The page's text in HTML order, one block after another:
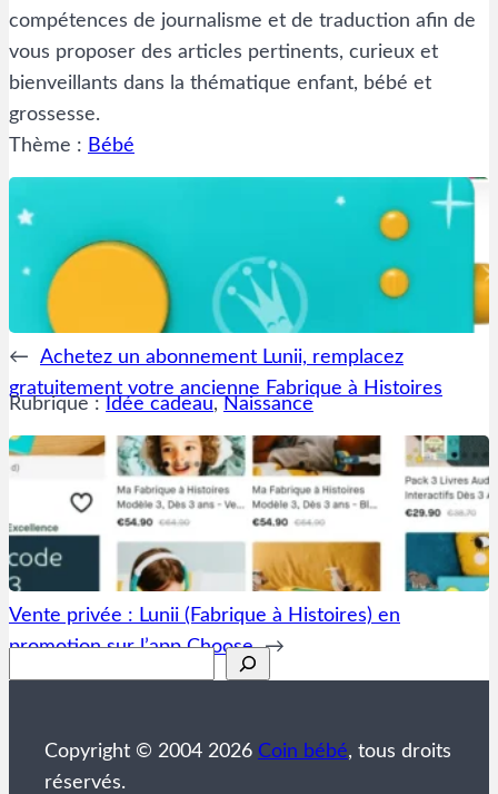
compétences de journalisme et de traduction afin de
vous proposer des articles pertinents, curieux et
bienveillants dans la thématique enfant, bébé et
grossesse.
Thème : Bébé
←
Achetez un abonnement Lunii, remplacez
gratuitement votre ancienne Fabrique à Histoires
Rubrique : Idée cadeau, Naissance
Vente privée : Lunii (Fabrique à Histoires) en
promotion sur l’app Choose →
Copyright © 2004 2026 Coin bébé, tous droits
réservés.